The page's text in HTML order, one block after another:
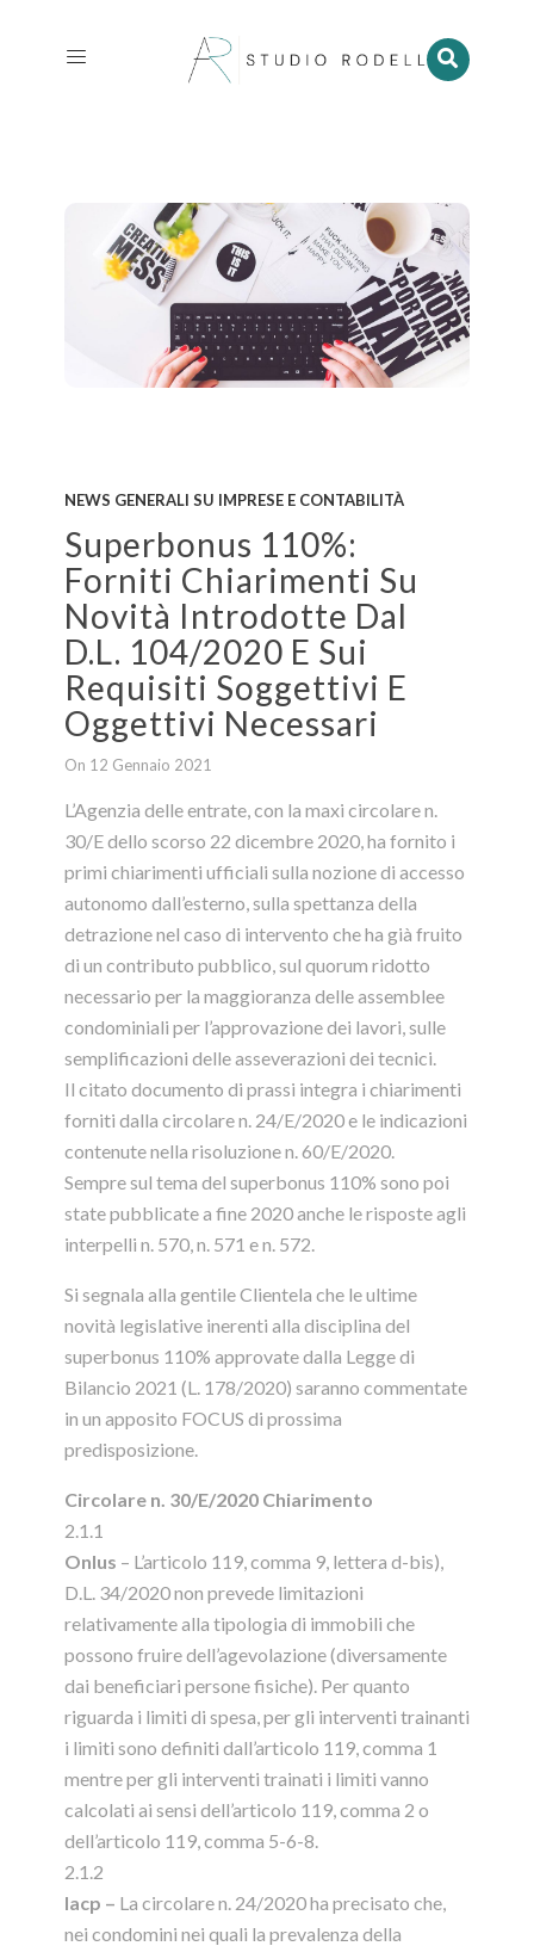
NEWS GENERALI SU IMPRESE E CONTABILITÀ
Superbonus 110%:
Forniti Chiarimenti Su
Novità Introdotte Dal
D.L. 104/2020 E Sui
Requisiti Soggettivi E
Oggettivi Necessari
On 12 Gennaio 2021
L’Agenzia delle entrate, con la maxi circolare n.
30/E dello scorso 22 dicembre 2020, ha fornito i
primi chiarimenti ufficiali sulla nozione di accesso
autonomo dall’esterno, sulla spettanza della
detrazione nel caso di intervento che ha già fruito
di un contributo pubblico, sul quorum ridotto
necessario per la maggioranza delle assemblee
condominiali per l’approvazione dei lavori, sulle
semplificazioni delle asseverazioni dei tecnici.
Il citato documento di prassi integra i chiarimenti
forniti dalla circolare n. 24/E/2020 e le indicazioni
contenute nella risoluzione n. 60/E/2020.
Sempre sul tema del superbonus 110% sono poi
state pubblicate a fine 2020 anche le risposte agli
interpelli n. 570, n. 571 e n. 572.
Si segnala alla gentile Clientela che le ultime
novità legislative inerenti alla disciplina del
superbonus 110% approvate dalla Legge di
Bilancio 2021 (L. 178/2020) saranno commentate
in un apposito FOCUS di prossima
predisposizione.
Circolare n. 30/E/2020 Chiarimento
2.1.1
Onlus – L’articolo 119, comma 9, lettera d-bis),
D.L. 34/2020 non prevede limitazioni
relativamente alla tipologia di immobili che
possono fruire dell’agevolazione (diversamente
dai beneficiari persone fisiche). Per quanto
riguarda i limiti di spesa, per gli interventi trainanti
i limiti sono definiti dall’articolo 119, comma 1
mentre per gli interventi trainati i limiti vanno
calcolati ai sensi dell’articolo 119, comma 2 o
dell’articolo 119, comma 5-6-8.
2.1.2
Iacp – La circolare n. 24/2020 ha precisato che,
nei condomini nei quali la prevalenza della